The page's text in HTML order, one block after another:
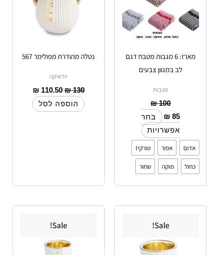
מארז: 6 מגבות מטבח דגם
לב במגוון צבעים
מגבות
₪100
₪ 85
בחר
אפשרויות
לבחור
את
בעמוד
המוצר
אדום אפור טורקיז
כחול מוקה שחור
נטלה מהודרת מפולימר 567
יודאיקה
₪130
₪ 110.50
הוספה לסל
Sale!
Sale!